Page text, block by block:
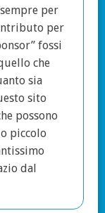
per
per
fossi
che
sia
sito
possono
piccolo
dal